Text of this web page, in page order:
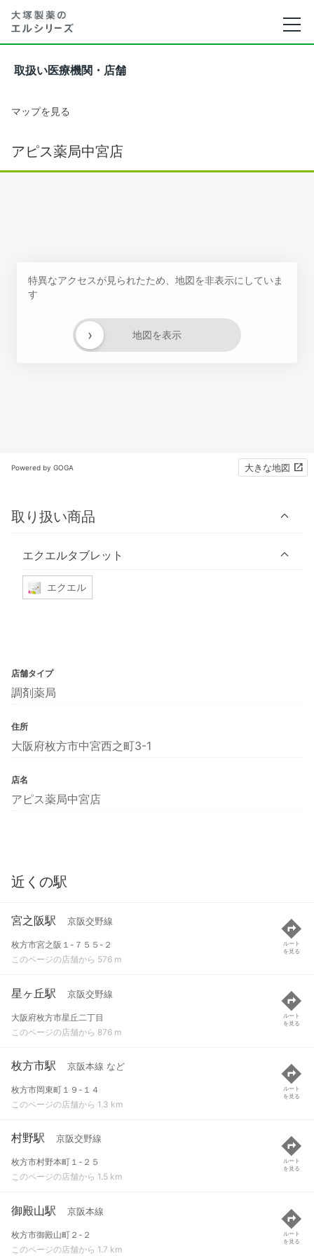
取扱い医療機関・店舗
マップを見る
アピス薬局中宮店
特異なアクセスが見られたため、地図を非表示にしていま
す
地図を表示
›
Powered by GOGA 大きな地図
取り扱い商品
エクエルタブレット
エクエル
店舗タイプ
調剤薬局
住所
大阪府枚方市中宮西之町3-1
店名
アピス薬局中宮店
近くの駅
宮之阪駅 京阪交野線
枚方市宮之阪１-７５５-２
このページの店舗から 576 m
ルート
を見る
星ヶ丘駅 京阪交野線
大阪府枚方市星丘二丁目
このページの店舗から 876 m
ルート
を見る
枚方市駅 京阪本線 など
枚方市岡東町１９-１４
このページの店舗から 1.3 km
ルート
を見る
村野駅 京阪交野線
枚方市村野本町１-２５
このページの店舗から 1.5 km
ルート
を見る
御殿山駅 京阪本線
枚方市御殿山町２-２
このページの店舗から 1.7 km
ルート
を見る